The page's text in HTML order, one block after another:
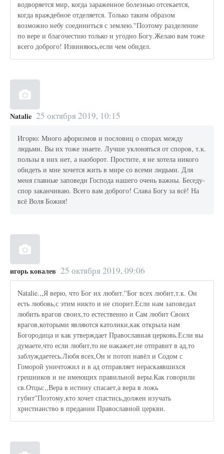
водворяется мир, когда зараженное болезнью отсекается,
когда враждебное отделяется. Только таким образом
возможно небу соединиться с землею.''Поэтому разделение
по вере и благочестию только и угодно Богу.Желаю вам тоже
всего доброго! Извиняюсь,если чем обидел.
Natalie 25 октября 2019, 10:15
Игорю: Много афоризмов и пословиц о спорах между
людьми. Вы их тоже знаете. Лучше уклоняться от споров, т.к.
пользы в них нет, а наоборот. Простите, я не хотела никого
обидеть и мне хочется жить в мире со всеми людьми. Для
меня главные заповеди Господа нашего очень важны. Беседу-
спор заканчиваю. Всего вам доброго! Слава Богу за всё! На
всё Воля Божия!
игорь ковалев 25 октября 2019, 09:06
Natalie.,,Я верю, что Бог их любит.''Бог всех любит,т.к. Он
есть любовь,с этим никто и не спорит.Если нам заповедал
любить врагов своих,то естественно и Сам любит Своих
врагов,которыми являются католики,как открыла нам
Богородица и как утверждает Православная церковь.Если вы
думаете,что если любит,то не накажет,не отправит в ад,то
заблуждаетесь.Любя всех,Он и потоп навёл и Содом с
Гоморой уничтожил и в ад отправляет нераскаявшихся
грешников и не имеющих правильной веры.Как говорили
св.Отцы:,,Вера в истину спасает,а вера в ложь
губит''Поэтому,кто хочет спастись,должен изучать
христианство в предании Православной церкви.